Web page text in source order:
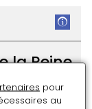
contraire, les
néoclassique.
du roi Louis
alors âgé
la Reine
pour
au